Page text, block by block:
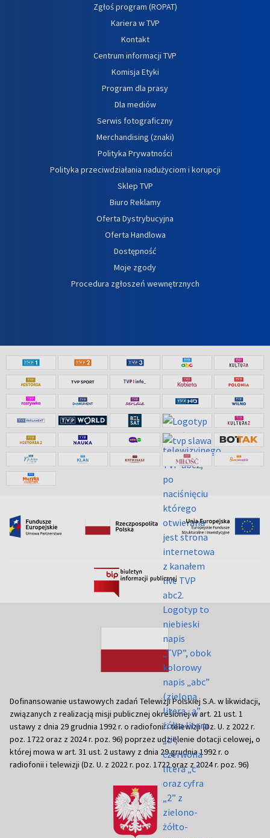
Zgłoś program (ROPAT)
Kariera w TVP
Kontakt
Centrum informacji TVP
Komisja Etyki
Program dla prasy
Dla mediów
Serwis fotograficzny
Merchandising (znaki)
Polityka Prywatności
Polityka przeciwdziałania nadużyciom i korupcji
Sklep TVP
Biuro Reklamy
Oferta Dystrybucyjna
Oferta Handlowa
Dostępność
Moje zgody
Procedura zgłoszeń wewnętrznych
Dofinansowanie ustawowych zadań Telewizji Polskiej S.A. w likwidacji,
związanych z realizacją misji publicznej określonej w art. 21 ust. 1
ustawy z dnia 29 grudnia 1992 r. o radiofonii i telewizji (Dz. U. z 2022 r.
poz. 1722 oraz z 2024 r. poz. 96) poprzez udzielenie dotacji celowej, o
której mowa w art. 31 ust. 2 ustawy z dnia 29 grudnia 1992 r. o
radiofonii i telewizji (Dz. U. z 2022 r. poz. 1722 oraz z 2024 r. poz. 96)